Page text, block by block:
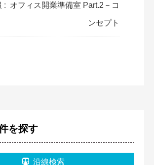
を探す
沿線検索
: オフィス開業準備室 Part.2－コ
ンセプト